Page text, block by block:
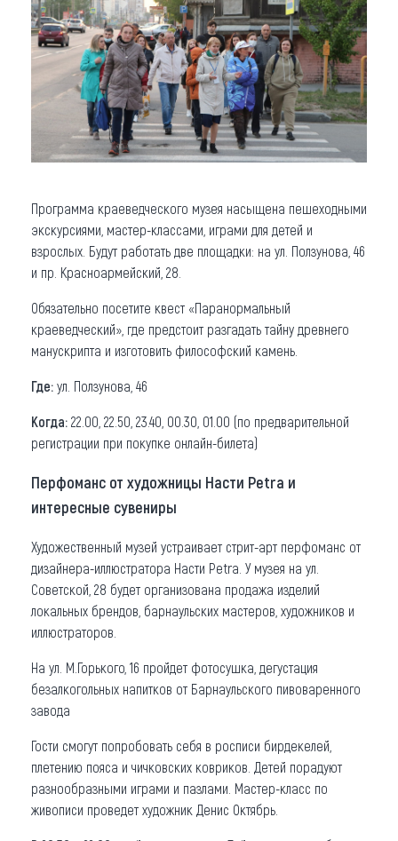
Программа краеведческого музея насыщена пешеходными
экскурсиями, мастер-классами, играми для детей и
взрослых. Будут работать две площадки: на ул. Ползунова, 46
и пр. Красноармейский, 28.
Обязательно посетите квест «Паранормальный
краеведческий», где предстоит разгадать тайну древнего
манускрипта и изготовить философский камень.
Где: ул. Ползунова, 46
Когда: 22.00, 22.50, 23.40, 00.30, 01.00 (по предварительной
регистрации при покупке онлайн-билета)
Перфоманс от художницы Насти Petra и
интересные сувениры
Художественный музей устраивает стрит-арт перфоманс от
дизайнера-иллюстратора Насти Petra. У музея на ул.
Советской, 28 будет организована продажа изделий
локальных брендов, барнаульских мастеров, художников и
иллюстраторов.
На ул. М.Горького, 16 пройдет фотосушка, дегустация
безалкогольных напитков от Барнаульского пивоваренного
завода
Гости смогут попробовать себя в росписи бирдекелей,
плетению пояса и чичковских ковриков. Детей порадуют
разнообразными играми и пазлами. Мастер-класс по
живописи проведет художник Денис Октябрь.